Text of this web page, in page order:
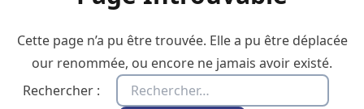
Cette page n’a pu être trouvée. Elle a pu être déplacée
our renommée, ou encore ne jamais avoir existé.
Rechercher :